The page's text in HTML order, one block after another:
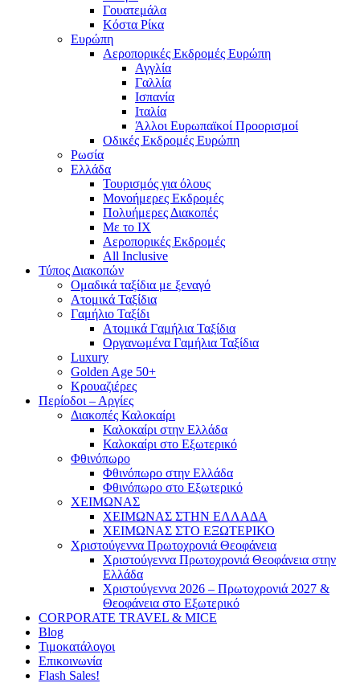
Γουατεμάλα
Κόστα Ρίκα
Ευρώπη
Αεροπορικές Εκδρομές Ευρώπη
Αγγλία
Γαλλία
Ισπανία
Ιταλία
Άλλοι Ευρωπαϊκοί Προορισμοί
Οδικές Εκδρομές Ευρώπη
Ρωσία
Ελλάδα
Τουρισμός για όλους
Mονοήμερες Εκδρομές
Πολυήμερες Διακοπές
Με το ΙΧ
Αεροπορικές Εκδρομές
All Inclusive
Τύπος Διακοπών
Ομαδικά ταξίδια με ξεναγό
Ατομικά Ταξίδια
Γαμήλιο Ταξίδι
Ατομικά Γαμήλια Ταξίδια
Οργανωμένα Γαμήλια Ταξίδια
Luxury
Golden Age 50+
Κρουαζιέρες
Περίοδοι – Αργίες
Διακοπές Καλοκαίρι
Καλοκαίρι στην Ελλάδα
Καλοκαίρι στο Εξωτερικό
Φθινόπωρο
Φθινόπωρο στην Ελλάδα
Φθινόπωρο στο Εξωτερικό
ΧΕΙΜΩΝΑΣ
ΧΕΙΜΩΝΑΣ ΣΤΗΝ ΕΛΛΑΔΑ
ΧΕΙΜΩΝΑΣ ΣΤΟ ΕΞΩΤΕΡΙΚΟ
Χριστούγεννα Πρωτοχρονιά Θεοφάνεια
Χριστούγεννα Πρωτοχρονιά Θεοφάνεια στην
Ελλάδα
Χριστούγεννα 2026 – Πρωτοχρονιά 2027 &
Θεοφάνεια στο Εξωτερικό
CORPORATE TRAVEL & MICE
Blog
Τιμοκατάλογοι
Επικοινωνία
Flash Sales!